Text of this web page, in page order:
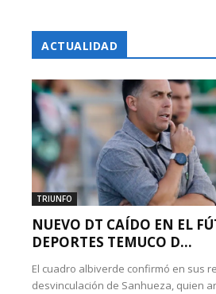
ACTUALIDAD
TRIUNFO
NUEVO DT CAÍDO EN EL
DEPORTES TEMUCO D...
El cuadro albiverde confirmó en sus
desvinculación de Sanhueza, quien